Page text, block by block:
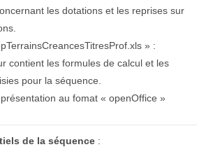
les dotations et les reprises sur
» :
contient les formules de calcul et les
pour la séquence.
au fomat « openOffice »
de la séquence :